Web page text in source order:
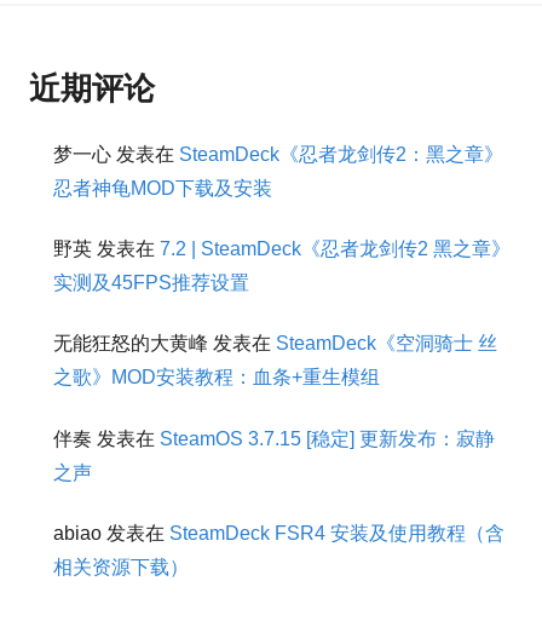
近期评论
梦一心 发表在 SteamDeck《忍者龙剑传2：黑之章》
忍者神龟MOD下载及安装
野英 发表在 7.2 | SteamDeck《忍者龙剑传2 黑之章》
实测及45FPS推荐设置
无能狂怒的大黄峰 发表在 SteamDeck《空洞骑士 丝
之歌》MOD安装教程：血条+重生模组
伴奏 发表在 SteamOS 3.7.15 [稳定] 更新发布：寂静
之声
abiao 发表在 SteamDeck FSR4 安装及使用教程（含
相关资源下载）